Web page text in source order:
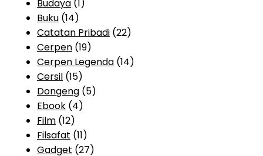
Budaya (1)
Buku (14)
Catatan Pribadi (22)
Cerpen (19)
Cerpen Legenda (14)
Cersil (15)
Dongeng (5)
Ebook (4)
Film (12)
Filsafat (11)
Gadget (27)